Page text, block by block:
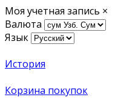
Моя учетная запись ×
Валюта
Язык
История
Корзина покупок